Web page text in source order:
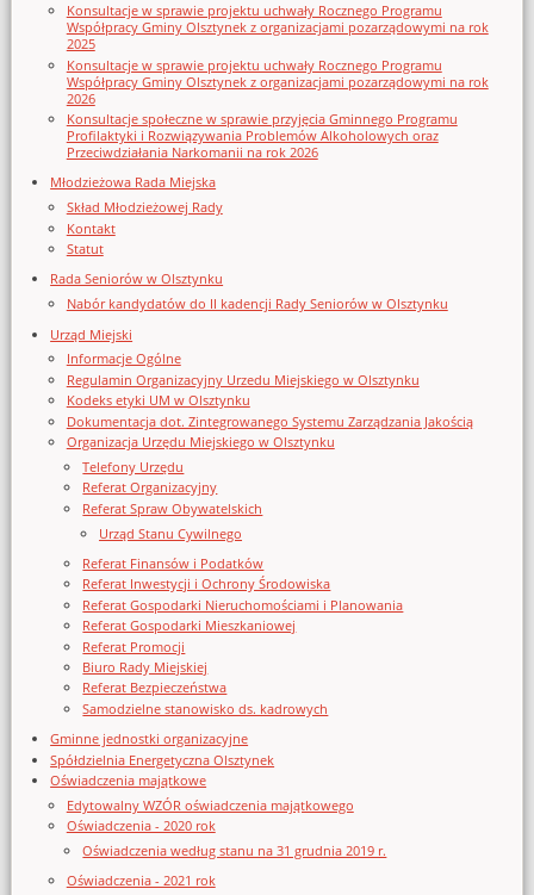
Konsultacje w sprawie projektu uchwały Rocznego Programu
Współpracy Gminy Olsztynek z organizacjami pozarządowymi na rok
2025
Konsultacje w sprawie projektu uchwały Rocznego Programu
Współpracy Gminy Olsztynek z organizacjami pozarządowymi na rok
2026
Konsultacje społeczne w sprawie przyjęcia Gminnego Programu
Profilaktyki i Rozwiązywania Problemów Alkoholowych oraz
Przeciwdziałania Narkomanii na rok 2026
Młodzieżowa Rada Miejska
Skład Młodzieżowej Rady
Kontakt
Statut
Rada Seniorów w Olsztynku
Nabór kandydatów do II kadencji Rady Seniorów w Olsztynku
Urząd Miejski
Informacje Ogólne
Regulamin Organizacyjny Urzedu Miejskiego w Olsztynku
Kodeks etyki UM w Olsztynku
Dokumentacja dot. Zintegrowanego Systemu Zarządzania Jakością
Organizacja Urzędu Miejskiego w Olsztynku
Telefony Urzędu
Referat Organizacyjny
Referat Spraw Obywatelskich
Urząd Stanu Cywilnego
Referat Finansów i Podatków
Referat Inwestycji i Ochrony Środowiska
Referat Gospodarki Nieruchomościami i Planowania
Referat Gospodarki Mieszkaniowej
Referat Promocji
Biuro Rady Miejskiej
Referat Bezpieczeństwa
Samodzielne stanowisko ds. kadrowych
Gminne jednostki organizacyjne
Spółdzielnia Energetyczna Olsztynek
Oświadczenia majątkowe
Edytowalny WZÓR oświadczenia majątkowego
Oświadczenia - 2020 rok
Oświadczenia według stanu na 31 grudnia 2019 r.
Oświadczenia - 2021 rok